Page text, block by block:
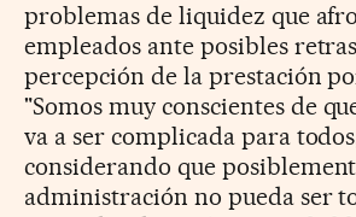
problemas de liquidez que
empleados ante posibles
percepción de la prestación
"Somos muy conscientes de
va a ser complicada para
considerando que
administración no pueda ser